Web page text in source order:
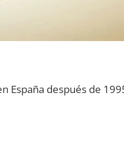
España después dе